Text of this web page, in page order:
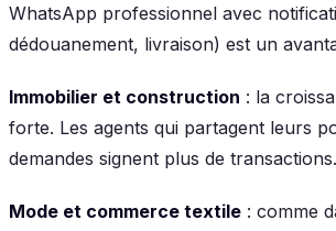
WhatsApp professionnel avec
dédouanement, livraison) est un
Immobilier et construction : la
forte. Les agents qui partagent leurs
demandes signent plus de transactions.
Mode et commerce textile : comme